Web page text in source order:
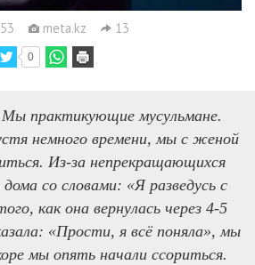
meta.kz 13
0
Мы практикующие мусульмане.
немного времени, мы с женой
Из-за непрекращающихся
дома со словами: «Я разведусь с
как она вернулась через 4-5
«Прости, я всё поняла», мы
мы опять начали ссориться.